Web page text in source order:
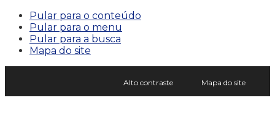
Pular para o conteúdo
Pular para o menu
Pular para a busca
Mapa do site
Alto contraste Mapa do site